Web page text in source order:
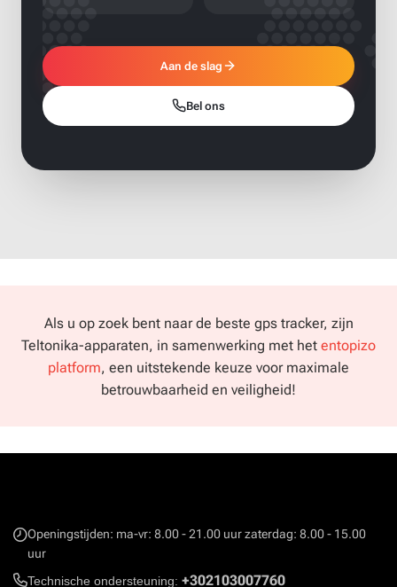
Aan de slag
Bel ons
Als u op zoek bent naar de beste gps tracker, zijn
Teltonika-apparaten, in samenwerking met het entopizo
platform, een uitstekende keuze voor maximale
betrouwbaarheid en veiligheid!
Openingstijden: ma-vr: 8.00 - 21.00 uur zaterdag: 8.00 - 15.00
uur
Technische ondersteuning: +302103007760